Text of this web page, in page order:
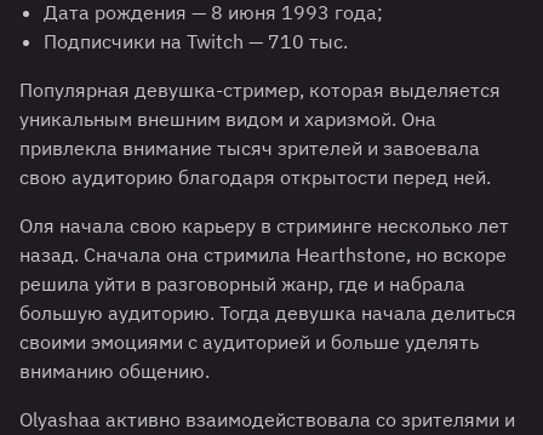
Дата рождения — 8 июня 1993 года;
Подписчики на Twitch — 710 тыс.
Популярная девушка-стример, которая выделяется
уникальным внешним видом и харизмой. Она
привлекла внимание тысяч зрителей и завоевала
свою аудиторию благодаря открытости перед ней.
Оля начала свою карьеру в стриминге несколько лет
назад. Сначала она стримила Hearthstone, но вскоре
решила уйти в разговорный жанр, где и набрала
большую аудиторию. Тогда девушка начала делиться
своими эмоциями с аудиторией и больше уделять
вниманию общению.
Olyashaa активно взаимодействовала со зрителями и